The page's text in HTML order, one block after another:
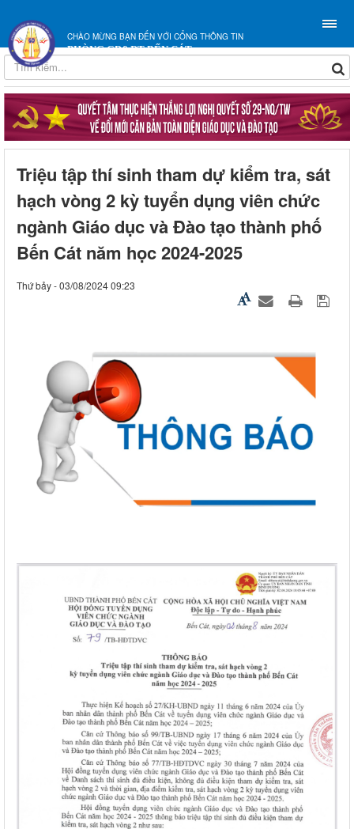
CHÀO MỪNG BẠN ĐẾN VỚI CỔNG THÔNG TIN
PHÒNG GD&ĐT BẾN CÁT
Triệu tập thí sinh tham dự kiểm tra, sát
hạch vòng 2 kỳ tuyển dụng viên chức
ngành Giáo dục và Đào tạo thành phố
Bến Cát năm học 2024-2025
Thứ bảy - 03/08/2024 09:23